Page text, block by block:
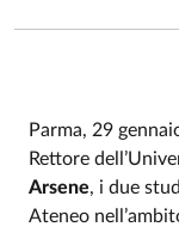
Parma, 29
Rettore
Arsene, i due
Ateneo